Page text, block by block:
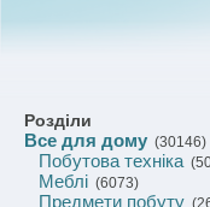
Розділи
Все для дому (30146)
Побутова техніка
Меблі (6073)
Предмети побуту